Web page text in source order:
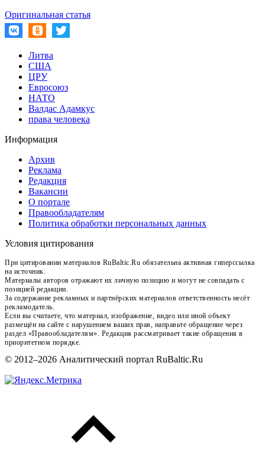
Оригинальная статья
Литва
США
ЦРУ
Евросоюз
НАТО
Валдас Адамкус
права человека
Информация
Архив
Реклама
Редакция
Вакансии
О портале
Правообладателям
Политика обработки персональных данных
Условия цитирования
При цитировании материалов RuBaltic.Ru обязательна активная гиперссылка
на источник.
Материалы авторов отражают их личную позицию и могут не совпадать с
позицией редакции.
За содержание рекламных и партнёрских материалов ответственность несёт
рекламодатель.
Если вы считаете, что материал, изображение, видео или иной объект
размещён на сайте с нарушением ваших прав, направьте обращение через
раздел «Правообладателям». Редакция рассматривает такие обращения в
приоритетном порядке.
© 2012–2026 Аналитический портал RuBaltic.Ru